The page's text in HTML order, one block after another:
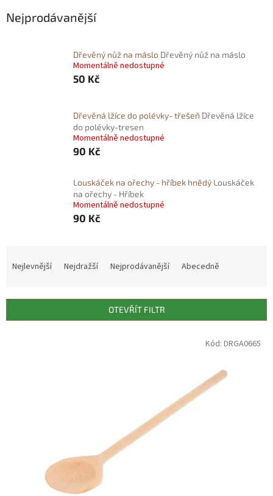
Nejprodávanější
Dřevěný nůž na máslo Dřevěný nůž na máslo
Momentálně nedostupné
50 Kč
Dřevěná lžíce do polévky- třešeň Dřevěná lžíce
do polévky-tresen
Momentálně nedostupné
90 Kč
Louskáček na ořechy - hříbek hnědý Louskáček
na ořechy - Hříbek
Momentálně nedostupné
90 Kč
í
Nejlevnější Nejdražší Nejprodávanější Abecedně
OTEVŘÍT FILTR
Kód: DRGA0665